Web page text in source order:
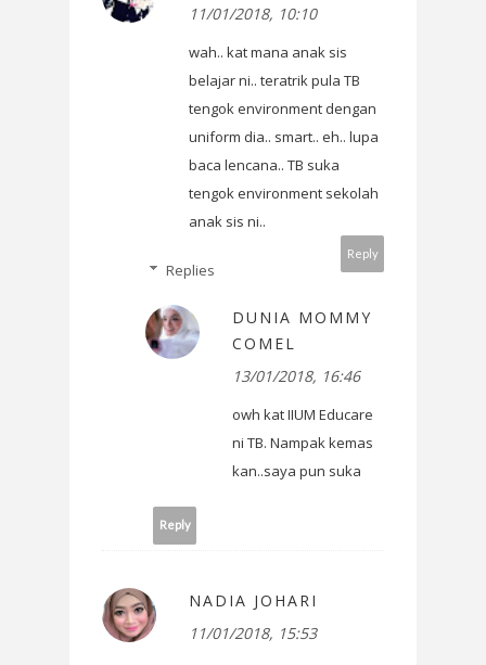
11/01/2018, 10:10
wah.. kat mana anak sis
belajar ni.. teratrik pula TB
tengok environment dengan
uniform dia.. smart.. eh.. lupa
baca lencana.. TB suka
tengok environment sekolah
anak sis ni..
Reply
Replies
DUNIA MOMMY
COMEL
13/01/2018, 16:46
owh kat IIUM Educare
ni TB. Nampak kemas
kan..saya pun suka
Reply
NADIA JOHARI
11/01/2018, 15:53